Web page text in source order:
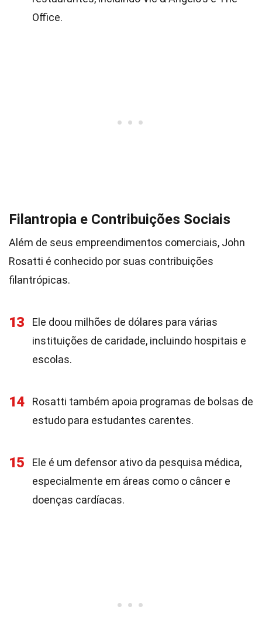
Office.
Filantropia e Contribuições Sociais
Além de seus empreendimentos comerciais, John
Rosatti é conhecido por suas contribuições
filantrópicas.
13
Ele doou milhões de dólares para várias
instituições de caridade, incluindo hospitais e
escolas.
14
Rosatti também apoia programas de bolsas de
estudo para estudantes carentes.
15
Ele é um defensor ativo da pesquisa médica,
especialmente em áreas como o câncer e
doenças cardíacas.